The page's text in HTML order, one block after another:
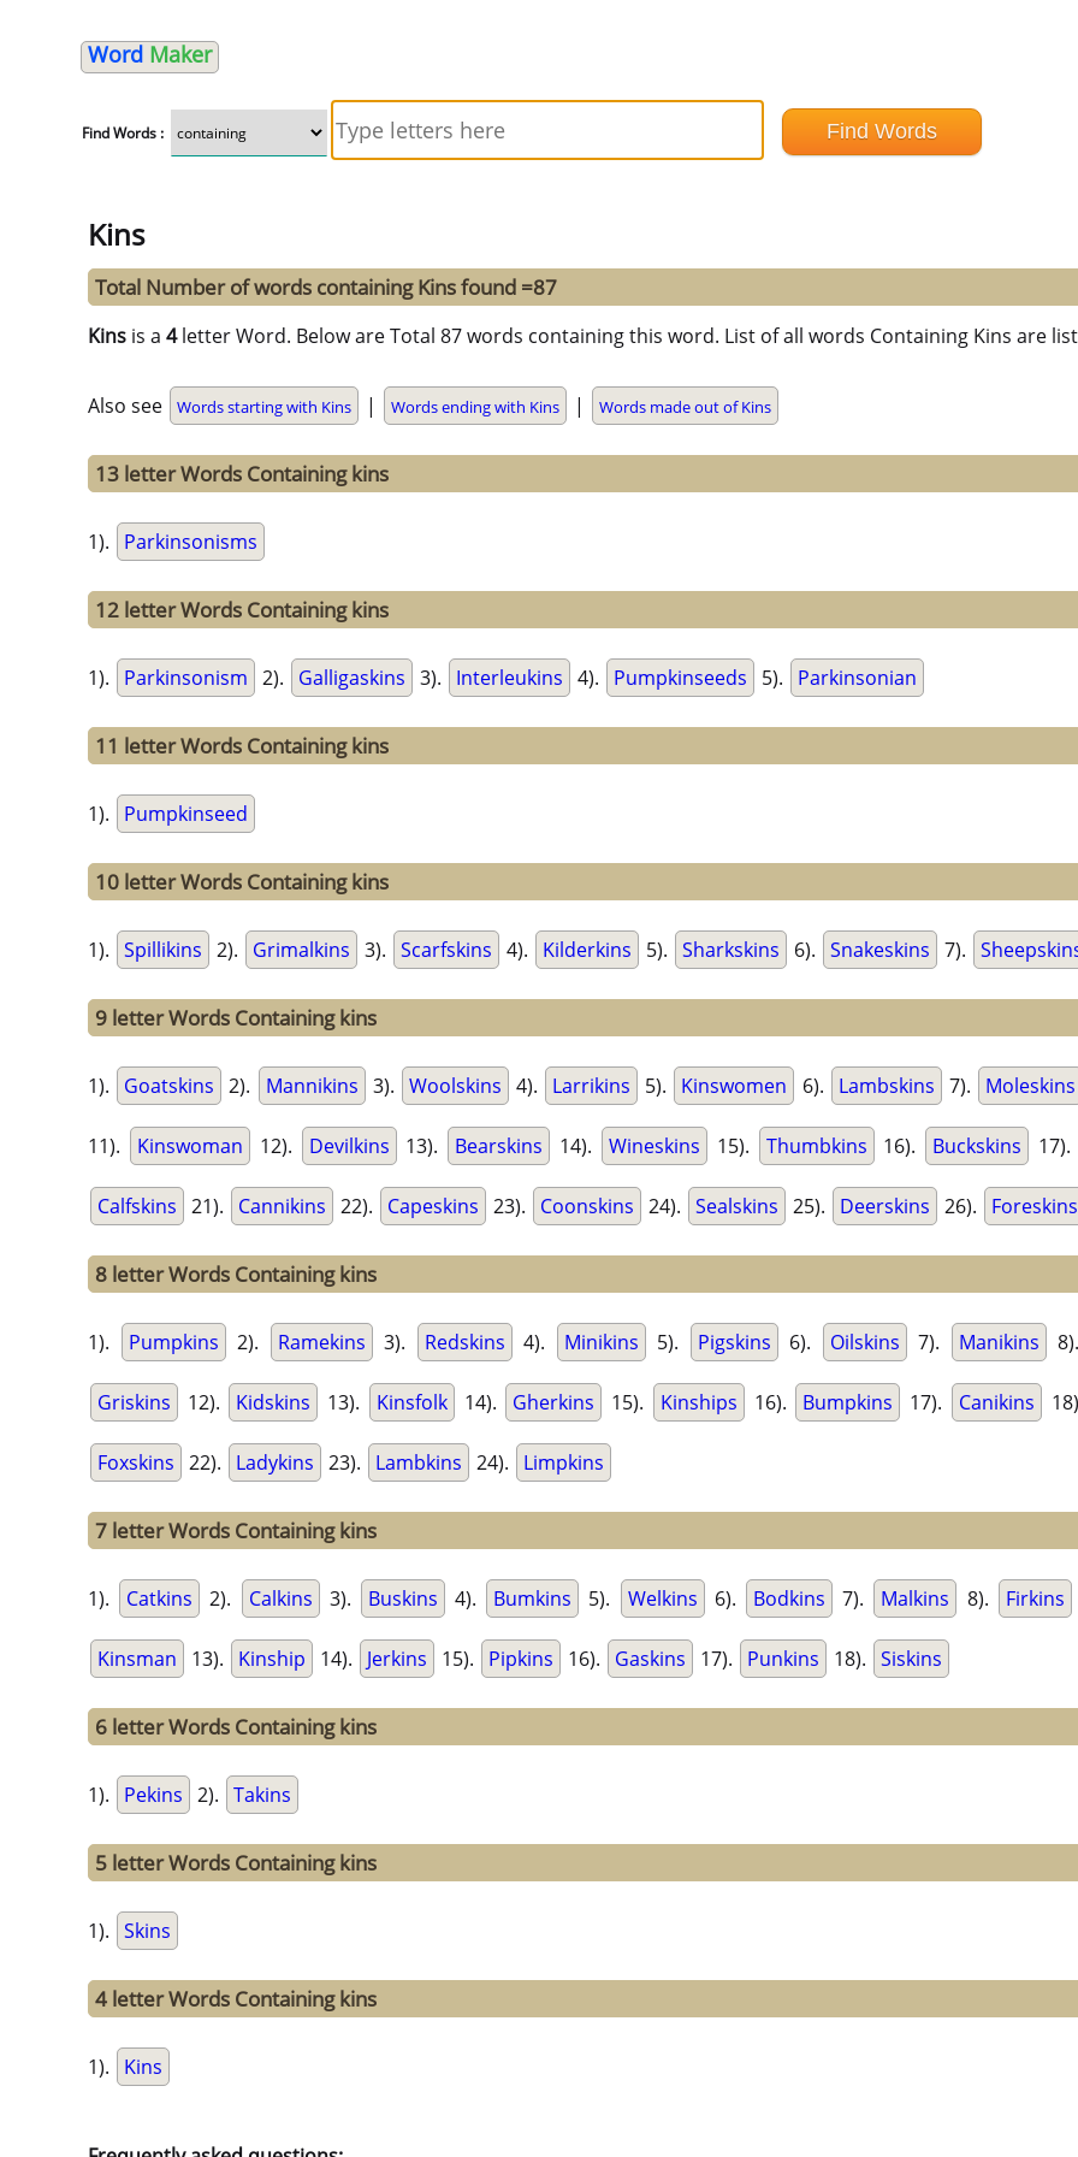
Word Maker
Find Words :
Kins
Total Number of words containing Kins found =87
Kins is a 4letter Word. Below are Total 87 words containing this word. List of all words Containing Kins are
Also see Words starting with Kins | Words ending with Kins | Words made out of Kins
13 letter Words Containing kins
1). Parkinsonisms
12 letter Words Containing kins
1). Parkinsonism 2). Galligaskins 3). Interleukins 4). Pumpkinseeds 5). Parkinsonian
11 letter Words Containing kins
1). Pumpkinseed
10 letter Words Containing kins
1). Spillikins 2). Grimalkins 3). Scarfskins 4). Kilderkins 5). Sharkskins 6). Snakeskins 7).
9 letter Words Containing kins
1). Goatskins 2). Mannikins 3). Woolskins 4). Larrikins 5). Kinswomen 6). Lambskins 7). Moleskins
11). Kinswoman 12). Devilkins 13). Bearskins 14). Wineskins 15). Thumbkins 16). Buckskins 17).
Calfskins 21). Cannikins 22). Capeskins 23). Coonskins 24). Sealskins 25). Deerskins 26). Foreskins
8 letter Words Containing kins
1). Pumpkins 2). Ramekins 3). Redskins 4). Minikins 5). Pigskins 6). Oilskins 7). Manikins 8).
Griskins 12). Kidskins 13). Kinsfolk 14). Gherkins 15). Kinships 16). Bumpkins 17). Canikins
Foxskins 22). Ladykins 23). Lambkins 24). Limpkins
7 letter Words Containing kins
1). Catkins 2). Calkins 3). Buskins 4). Bumkins 5). Welkins 6). Bodkins 7). Malkins 8). Firkins
Kinsman 13). Kinship 14). Jerkins 15). Pipkins 16). Gaskins 17). Punkins 18). Siskins
6 letter Words Containing kins
1). Pekins 2). Takins
5 letter Words Containing kins
1). Skins
4 letter Words Containing kins
1). Kins